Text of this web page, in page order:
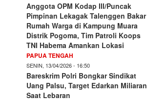
Anggota OPM Kodap III/Puncak
Pimpinan Lekagak Talenggen Bakar
Rumah Warga di Kampung Muara
Distrik Pogoma, Tim Patroli Koops
TNI Habema Amankan Lokasi
PAPUA TENGAH
SENIN, 13/04/2026 - 16:50
Bareskrim Polri Bongkar Sindikat
Uang Palsu, Target Edarkan Miliaran
Saat Lebaran